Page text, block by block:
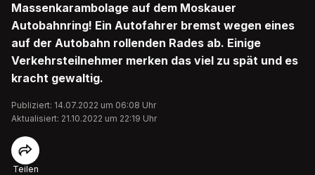
Massenkarambolage auf dem Moskauer
Autobahnring! Ein Autofahrer bremst wegen eines
auf der Autobahn rollenden Rades ab. Einige
Verkehrsteilnehmer merken das viel zu spät und es
kracht gewaltig.
Publiziert: 14.07.2022 um 06:08 Uhr
Aktualisiert: 21.10.2022 um 22:19 Uhr
Teilen